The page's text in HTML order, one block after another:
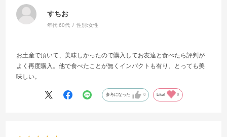
すちお
年代:60代 性別:女性
お土産で頂いて、美味しかったので購入してお友達と食べたら評判が
よく再度購入。他で食べたことが無くインパクトも有り、とっても美
味しい。
参考になった 0 Like! 0